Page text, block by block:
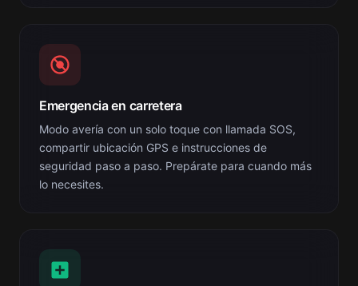
Emergencia en carretera
Modo avería con un solo toque con llamada SOS,
compartir ubicación GPS e instrucciones de
seguridad paso a paso. Prepárate para cuando más
lo necesites.